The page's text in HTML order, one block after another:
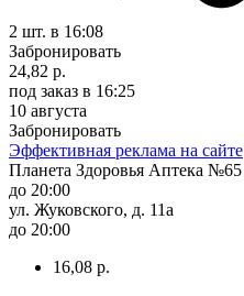
2 шт. в 16:08
Забронировать
24,82 р.
под заказ в 16:25
10 августа
Забронировать
Эффективная реклама на сайте
Планета Здоровья Аптека №65
до 20:00
ул. Жуковского, д. 11а
до 20:00
16,08 р.